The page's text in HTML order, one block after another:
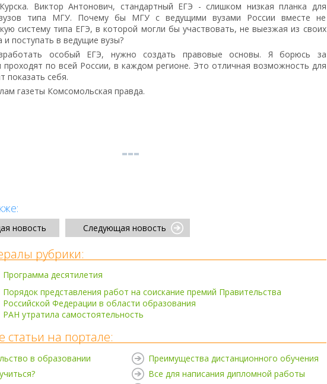
Виктор Антонович, стандартный ЕГЭ - слишком низкая планка для
вузов типа МГУ. Почему бы МГУ с ведущими вузами России вместе не
систему типа ЕГЭ, в которой могли бы участвовать, не выезжая из своих
и поступать в ведущие вузы?
особый ЕГЭ, нужно создать правовые основы. Я борюсь за
по всей России, в каждом регионе. Это отличная возможность для
показать себя.
газеты Комсомольская правда.
новость Следующая новость
рубрики:
Программа десятилетия
Порядок представления работ на соискание премий Правительства
Российской Федерации в области образования
РАН утратила самостоятельность
на портале:
в образовании
Преимущества дистанционного обучения
Все для написания дипломной работы